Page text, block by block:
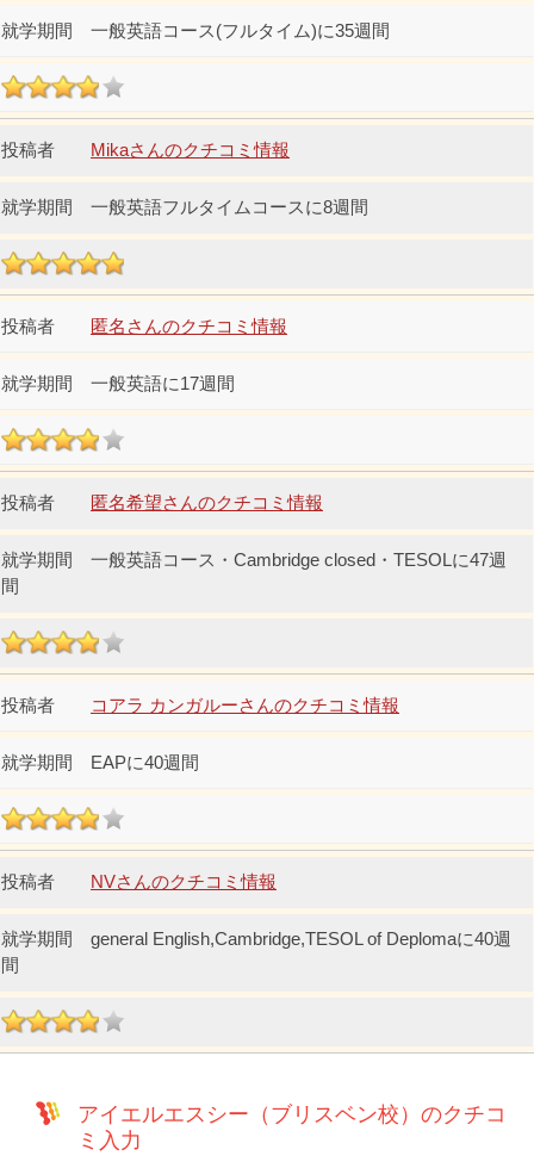
一般英語コース(フルタイム)に35週間
Mikaさんのクチコミ情報
一般英語フルタイムコースに8週間
匿名さんのクチコミ情報
一般英語に17週間
匿名希望さんのクチコミ情報
一般英語コース・Cambridge closed・TESOLに47週
間
コアラ カンガルーさんのクチコミ情報
EAPに40週間
NVさんのクチコミ情報
general English,Cambridge,TESOL of Deplomaに40週
間
アイエルエスシー（ブリスベン校）のクチコ
ミ入力